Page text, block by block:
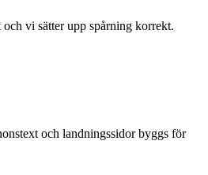
vi sätter upp spårning korrekt.
och landningssidor byggs för